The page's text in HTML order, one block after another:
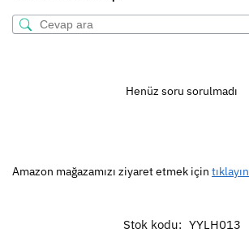
Henüz soru sorulmadı
Amazon mağazamızı ziyaret etmek için tıklayın
Stok kodu: YYLH013